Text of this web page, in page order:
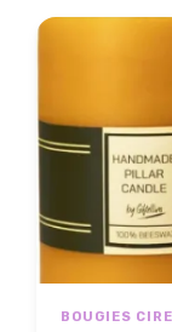
BOUGIES